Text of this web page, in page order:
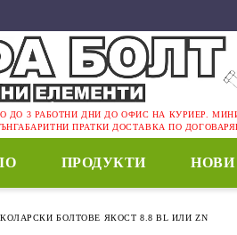
ДО 3 РАБОТНИ ДНИ ДО ОФИС НА КУРИЕР.
ПРАТКИ ДОСТАВКА ПО
ПРОДУКТИ НОВИ
КОЛАРСКИ БОЛТОВЕ ЯКОСТ 8.8 BL ИЛИ ZN